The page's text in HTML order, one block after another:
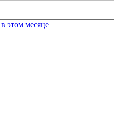
в этом месяце